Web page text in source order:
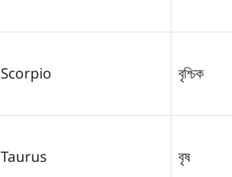
Scorpio বৃশ্চিক
Taurus বৃষ